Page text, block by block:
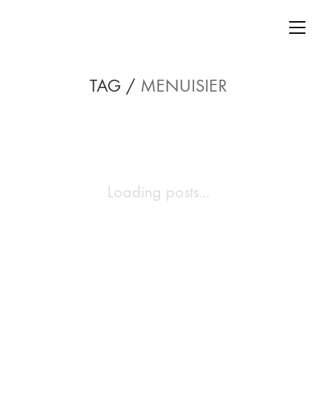
TAG / MENUISIER
Loading posts...